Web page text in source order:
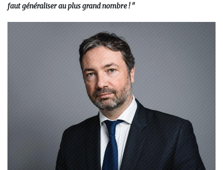
faut généraliser au plus grand nombre ! "